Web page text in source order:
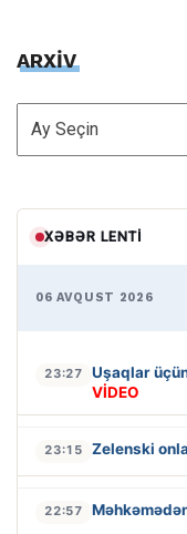
ARXİV
ARXİV
XƏBƏR LENTI
06 AVQUST 2026
23:27 Uşaqlar
VİDEO
23:15 Zelenski
22:57